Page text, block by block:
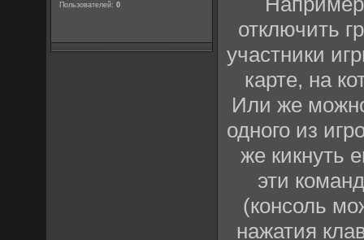
Пользователей:0
отключить
участники
карте, на
Или же
одного из
же кикнуть
эти
(консоль
нажатия